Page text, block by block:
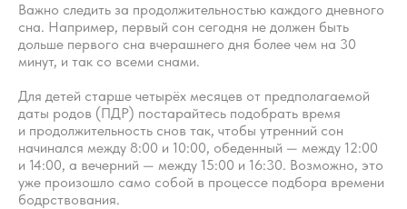
Важно следить за продолжительностью каждого дневного
сна. Например, первый сон сегодня не должен быть
дольше первого сна вчерашнего дня более чем на 30
минут, и так со всеми снами.
Для детей старше четырёх месяцев от предполагаемой
даты родов (ПДР) постарайтесь подобрать время
и продолжительность снов так, чтобы утренний сон
начинался между 8:00 и 10:00, обеденный — между 12:00
и 14:00, а вечерний — между 15:00 и 16:30. Возможно, это
уже произошло само собой в процессе подбора времени
бодрствования.